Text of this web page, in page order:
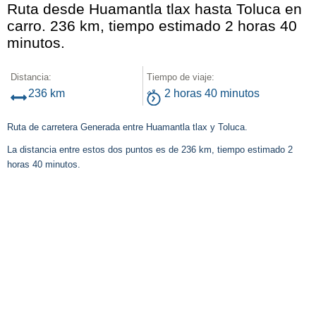
Ruta desde Huamantla tlax hasta Toluca en
carro. 236 km, tiempo estimado 2 horas 40
minutos.
Distancia:
236 km
Tiempo de viaje:
2 horas 40 minutos
Ruta de carretera Generada entre Huamantla tlax y Toluca.
La distancia entre estos dos puntos es de 236 km, tiempo estimado 2
horas 40 minutos.